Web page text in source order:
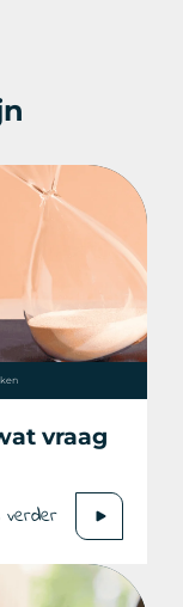
vraag
verder